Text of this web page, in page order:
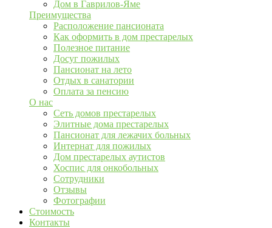
Дом в Гаврилов-Яме
Преимущества
Расположение пансионата
Как оформить в дом престарелых
Полезное питание
Досуг пожилых
Пансионат на лето
Отдых в санатории
Оплата за пенсию
О нас
Сеть домов престарелых
Элитные дома престарелых
Пансионат для лежачих больных
Интернат для пожилых
Дом престарелых аутистов
Хоспис для онкобольных
Сотрудники
Отзывы
Фотографии
Стоимость
Контакты